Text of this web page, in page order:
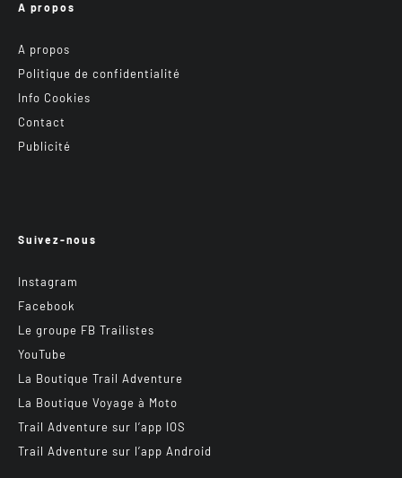
A propos
A propos
Politique de confidentialité
Info Cookies
Contact
Publicité
Suivez-nous
Instagram
Facebook
Le groupe FB Trailistes
YouTube
La Boutique Trail Adventure
La Boutique Voyage à Moto
Trail Adventure sur l’app IOS
Trail Adventure sur l’app Android